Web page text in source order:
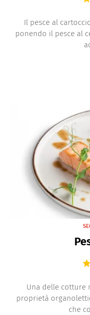
Il pesce al
ponendo il pesce al
Una delle cotture
proprietà
che